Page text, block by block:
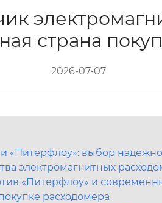
страна
2026-07-07
«Питерфлоу»: выбор
электромагнитных
«Питерфлоу» и
расходомера